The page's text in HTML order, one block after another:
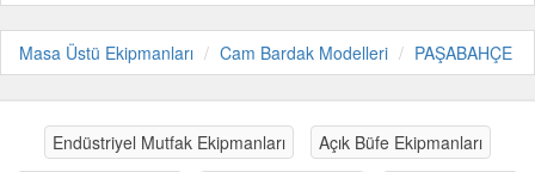
Masa Üstü Ekipmanları Cam Bardak Modelleri PAŞABAHÇE
Endüstriyel Mutfak Ekipmanları
Açık Büfe Ekipmanları